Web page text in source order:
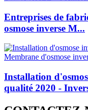
Entreprises de
osmose inverse M...
Installation
qualité 2020 -